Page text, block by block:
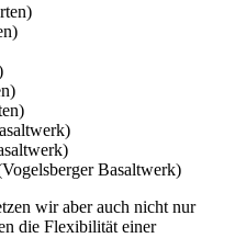
Basaltwerk)
wir aber auch nicht nur
die Flexibilität einer